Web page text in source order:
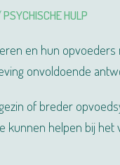
HULP
en hun
onvoldoende
of breder
kunnen helpen bij